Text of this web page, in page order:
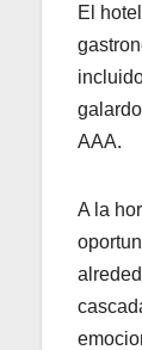
El
AAA.
A la